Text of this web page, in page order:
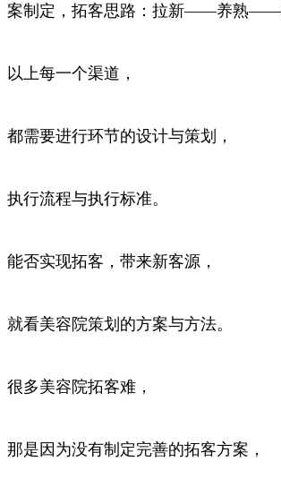
案制定，拓客思路：拉新——养熟
以上每一个渠道，
都需要进行环节的设计与策划，
执行流程与执行标准。
能否实现拓客，带来新客源，
就看美容院策划的方案与方法。
很多美容院拓客难，
那是因为没有制定完善的拓客方案，